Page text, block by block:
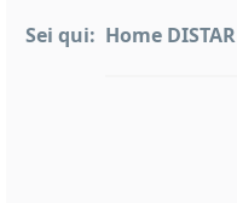
Sei qui: Home DISTAR